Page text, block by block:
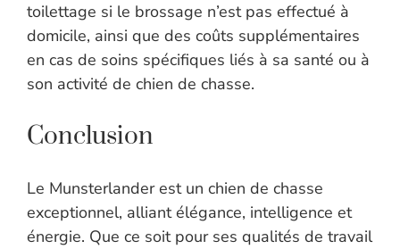
toilettage si le brossage n’est pas effectué à
domicile, ainsi que des coûts supplémentaires
en cas de soins spécifiques liés à sa santé ou à
son activité de chien de chasse.
Conclusion
Le Munsterlander est un chien de chasse
exceptionnel, alliant élégance, intelligence et
énergie. Que ce soit pour ses qualités de travail